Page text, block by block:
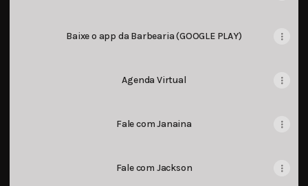
Baixe o app da Barbearia (GOOGLE PLAY)
Agenda Virtual
Fale com Janaina
Fale com Jackson